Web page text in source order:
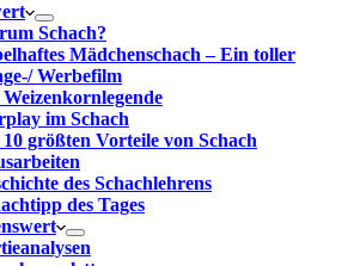
Schach?
Mädchenschach – Ein toller
Werbefilm
im Schach
größten Vorteile von Schach‎
des Schachlehrens
des Tages